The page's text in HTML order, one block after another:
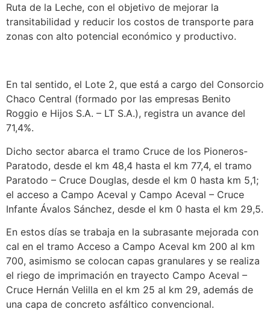
Ruta de la Leche, con el objetivo de mejorar la
transitabilidad y reducir los costos de transporte para
zonas con alto potencial económico y productivo.
En tal sentido, el Lote 2, que está a cargo del Consorcio
Chaco Central (formado por las empresas Benito
Roggio e Hijos S.A. – LT S.A.), registra un avance del
71,4%.
Dicho sector abarca el tramo Cruce de los Pioneros-
Paratodo, desde el km 48,4 hasta el km 77,4, el tramo
Paratodo – Cruce Douglas, desde el km 0 hasta km 5,1;
el acceso a Campo Aceval y Campo Aceval – Cruce
Infante Ávalos Sánchez, desde el km 0 hasta el km 29,5.
En estos días se trabaja en la subrasante mejorada con
cal en el tramo Acceso a Campo Aceval km 200 al km
700, asimismo se colocan capas granulares y se realiza
el riego de imprimación en trayecto Campo Aceval –
Cruce Hernán Velilla en el km 25 al km 29, además de
una capa de concreto asfáltico convencional.